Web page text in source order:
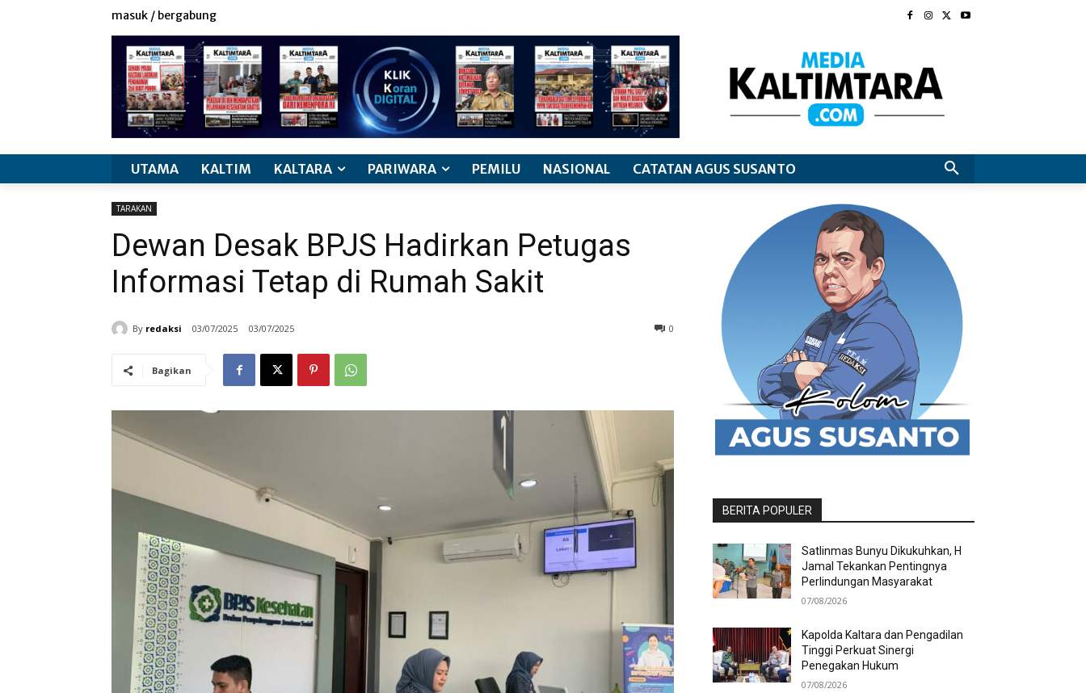
masuk / bergabung
UTAMA KALTIM KALTARA PARIWARA PEMILU NASIONAL CATATAN AGUS SUSANTO
TARAKAN
Dewan Desak BPJS Hadirkan Petugas
Informasi Tetap di Rumah Sakit
By redaksi 03/07/2025 03/07/2025 0
Bagikan
BERITA POPULER
Satlinmas Bunyu Dikukuhkan, H
Jamal Tekankan Pentingnya
Perlindungan Masyarakat
07/08/2026
Kapolda Kaltara dan Pengadilan
Tinggi Perkuat Sinergi
Penegakan Hukum
07/08/2026